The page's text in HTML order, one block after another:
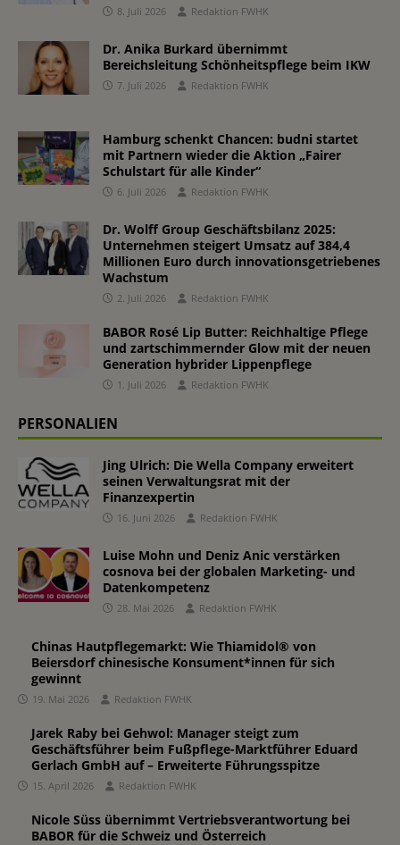
8. Juli 2026 Redaktion FWHK
Dr. Anika Burkard übernimmt
Bereichsleitung Schönheitspflege beim IKW
7. Juli 2026 Redaktion FWHK
Hamburg schenkt Chancen: budni startet
mit Partnern wieder die Aktion „Fairer
Schulstart für alle Kinder“
6. Juli 2026 Redaktion FWHK
Dr. Wolff Group Geschäftsbilanz 2025:
Unternehmen steigert Umsatz auf 384,4
Millionen Euro durch innovationsgetriebenes
Wachstum
2. Juli 2026 Redaktion FWHK
BABOR Rosé Lip Butter: Reichhaltige Pflege
und zartschimmernder Glow mit der neuen
Generation hybrider Lippenpflege
1. Juli 2026 Redaktion FWHK
PERSONALIEN
Jing Ulrich: Die Wella Company erweitert
seinen Verwaltungsrat mit der
Finanzexpertin
16. Juni 2026 Redaktion FWHK
Luise Mohn und Deniz Anic verstärken
cosnova bei der globalen Marketing- und
Datenkompetenz
28. Mai 2026 Redaktion FWHK
Chinas Hautpflegemarkt: Wie Thiamidol® von
Beiersdorf chinesische Konsument*innen für sich
gewinnt
19. Mai 2026 Redaktion FWHK
Jarek Raby bei Gehwol: Manager steigt zum
Geschäftsführer beim Fußpflege-Marktführer Eduard
Gerlach GmbH auf – Erweiterte Führungsspitze
15. April 2026 Redaktion FWHK
Nicole Süss übernimmt Vertriebsverantwortung bei
BABOR für die Schweiz und Österreich